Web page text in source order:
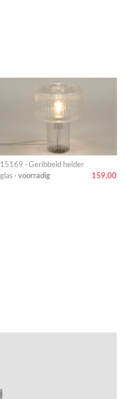
15169 · Geribbeld helder
glas · voorradig 159,00